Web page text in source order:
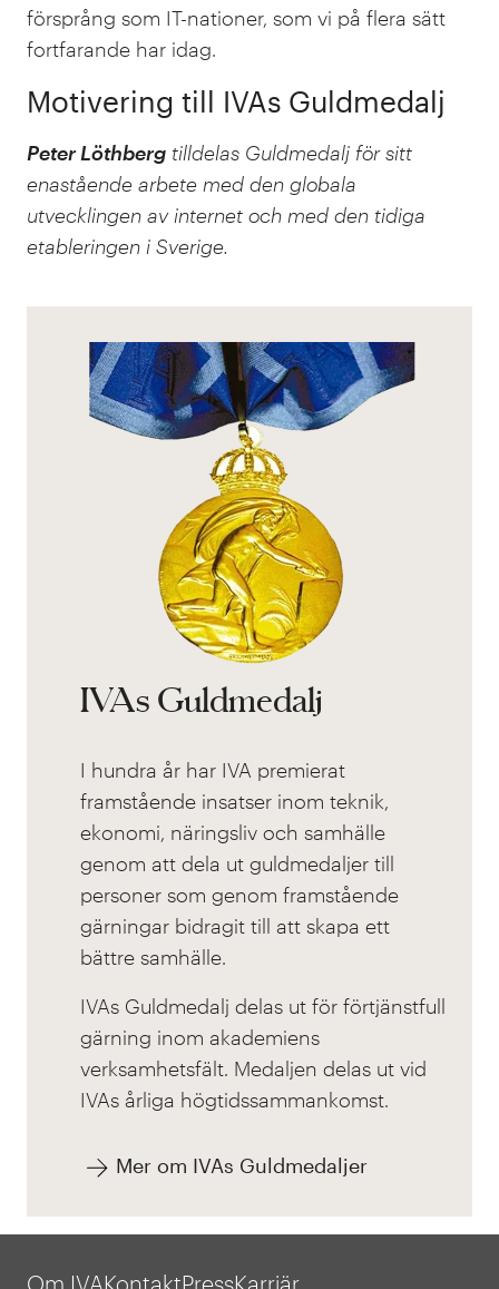
försprång som IT-nationer, som vi på flera sätt
fortfarande har idag.
Motivering till IVAs Guldmedalj
Peter Löthberg tilldelas Guldmedalj för sitt
enastående arbete med den globala
utvecklingen av internet och med den tidiga
etableringen i Sverige.
IVAs Guldmedalj
I hundra år har IVA premierat
framstående insatser inom teknik,
ekonomi, näringsliv och samhälle
genom att dela ut guldmedaljer till
personer som genom framstående
gärningar bidragit till att skapa ett
bättre samhälle.
IVAs Guldmedalj delas ut för förtjänstfull
gärning inom akademiens
verksamhetsfält. Medaljen delas ut vid
IVAs årliga högtidssammankomst.
Mer om IVAs Guldmedaljer
Om IVAKontaktPressKarriär